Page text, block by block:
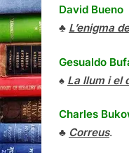
David Bueno
♣ L’enigma
Gesualdo
♠ La llum i el
Charles
♣ Correus.